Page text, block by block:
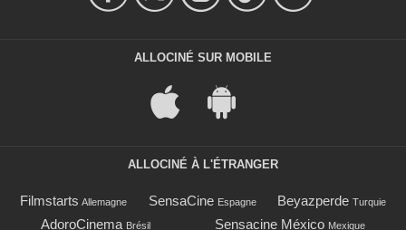
ALLOCINÉ SUR MOBILE
ALLOCINÉ À L'ÉTRANGER
Filmstarts Allemagne SensaCine Espagne Beyazperde Turquie
AdoroCinema Brésil Sensacine México Mexique